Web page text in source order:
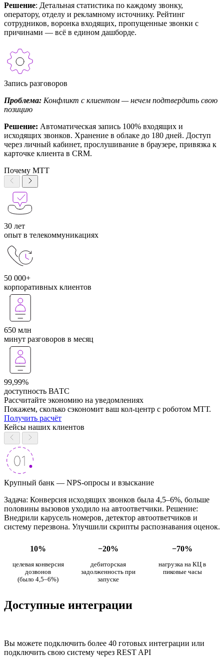
Решение: Детальная статистика по каждому звонку,
оператору, отделу и рекламному источнику. Рейтинг
сотрудников, воронка входящих, пропущенные звонки с
причинами — всё в едином дашборде.
Запись разговоров
Проблема: Конфликт с клиентом — нечем подтвердить свою
позицию
Решение: Автоматическая запись 100% входящих и
исходящих звонков. Хранение в облаке до 180 дней. Доступ
через личный кабинет, прослушивание в браузере, привязка к
карточке клиента в CRM.
Почему МТТ
30 лет
опыт в телекоммуникациях
50 000+
корпоративных клиентов
650 млн
минут разговоров в месяц
99,99%
доступность ВАТС
Рассчитайте экономию на уведомлениях
Покажем, сколько сэкономит ваш кол-центр с роботом МТТ.
Получить расчёт
Кейсы наших клиентов
Крупный банк — NPS-опросы и взыскание
Задача: Конверсия исходящих звонков была 4,5–6%, больше
половины вызовов уходило на автоответчики. Решение:
Внедрили карусель номеров, детектор автоответчиков и
систему перезвона. Улучшили скрипты распознавания оценок.
10% −20% −70%
целевая конверсия
дозвонов
(было 4,5–6%)
дебиторская
задолженность при
запуске
нагрузка на КЦ в
пиковые часы
Доступные интеграции
Вы можете подключить более 40 готовых интеграции или
подключить свою систему через REST API